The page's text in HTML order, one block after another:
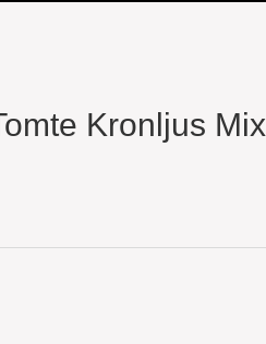
Kronljus Mix